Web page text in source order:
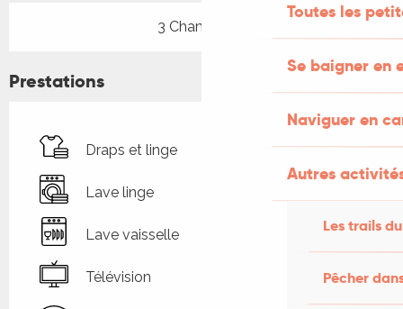
Toutes les
Se baigner en
Naviguer en
Autres
Les trails
Pêcher
3 Chambre(s)
Prestations
Draps et linge
Lave linge
Lave vaisselle
Télévision